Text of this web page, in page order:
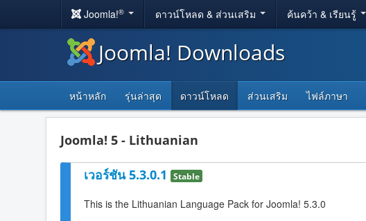
Joomla!® ดาวน์โหลด & ส่วนเสริม ค้นคว้า & เรียนรู้
Joomla! Downloads
หน้าหลัก รุ่นล่าสุด ดาวน์โหลด ส่วนเสริม ไฟล์ภาษา
Joomla! 5 - Lithuanian
เวอร์ชัน 5.3.0.1 Stable
This is the Lithuanian Language Pack for Joomla! 5.3.0